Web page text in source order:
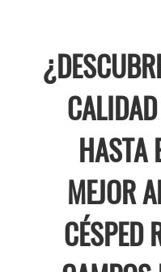
HASTA
MEJOR
CÉSPED